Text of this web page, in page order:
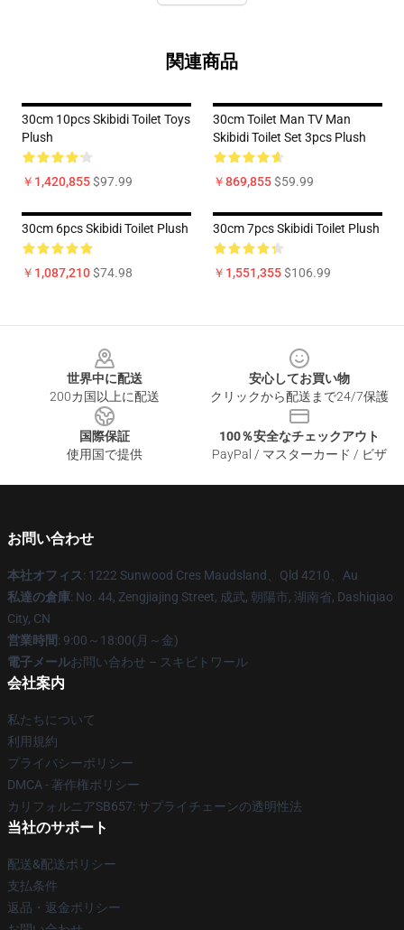
関連商品
30cm 10pcs Skibidi Toilet Toys
Plush
￥1,420,855$97.99
30cm Toilet Man TV Man
Skibidi Toilet Set 3pcs Plush
￥869,855$59.99
30cm 6pcs Skibidi Toilet Plush
￥1,087,210$74.98
30cm 7pcs Skibidi Toilet Plush
￥1,551,355$106.99
世界中に配送
200カ国以上に配送
安心してお買い物
クリックから配送まで24/7保護
国際保証
使用国で提供
100％安全なチェックアウト
PayPal / マスターカード / ビザ
お問い合わせ
本社オフィス: 1222 Sunwood Cres Maudsland、Qld 4210、Au
私達の倉庫: No. 44, Zengjiajing Street, 成武, 朝陽市, 湖南省, Dashiqiao
City, CN
営業時間: 9:00～18:00(月～金)
電子メールお問い合わせ – スキビトワール
会社案内
私たちについて
利用規約
プライバシーポリシー
DMCA - 著作権ポリシー
カリフォルニアSB657: サプライチェーンの透明性法
当社のサポート
配送&配送ポリシー
支払条件
返品・返金ポリシー